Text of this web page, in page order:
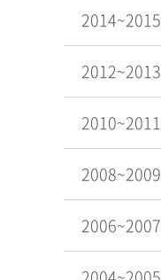
2014~2015
2012~2013
2010~2011
2008~2009
2006~2007